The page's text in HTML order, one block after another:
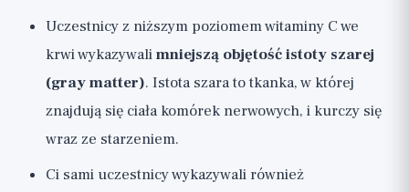
Uczestnicy z niższym poziomem witaminy C we
krwi wykazywalimniejszą objętość istoty szarej
(gray matter). Istota szara to tkanka, w której
znajdują się ciała komórek nerwowych, i kurczy się
wraz ze starzeniem.
Ci sami uczestnicy wykazywali również